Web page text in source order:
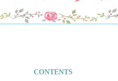
CONTENTS